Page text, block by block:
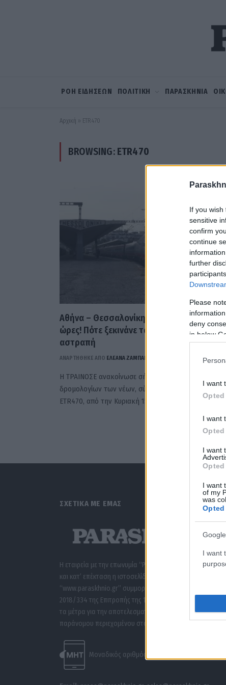
If you
sensitive
confirm
continue
further
Please
deny
in below
I want
Opted
I want
Opted
I want
Opted
I want
of my
was
I want
ΡΟΗ ΕΙΔΗΣΕΩΝ ΠΟΛΙΤΙΚΗ ΠΑΡΑΣΚΗΝΙΑ
Αρχική » ETR470
BROWSING: ETR470
Αθήνα – Θεσσαλονίκη σε λιγότερο από 4
ώρες! Πότε ξεκινάνε τα δρομολόγια…
αστραπή
ΑΝΑΡΤΗΘΗΚΕ ΑΠΟ ΕΛΕΑΝΑ ΖΑΜΠΑΡΑ
Η ΤΡΑΙΝΟΣΕ ανακοίνωσε σήμερα την έναρξη
δρομολογίων των νέων, σύγχρονων αμαξοστοιχιών
ETR470, από την Κυριακή 15 Μαΐου 2022, που
ΣΧΕΤΙΚΑ ΜΕ ΕΜΑΣ
Η εταιρεία με την επωνυμία “POLITICAL MEDIA GROUP A.E.”
και κατ’ επέκταση η ιστοσελίδα που κατέχει αυτή
“www.paraskhnio.gr” συμμορφώνονται με τη Σύσταση (ΕΕ)
2018/334 της Επιτροπής της 1ης Μαρτίου 2018 σχετικά με
τα μέτρα για την αποτελεσματική αντιμετώπιση του
παράνομου περιεχομένου στο διαδίκτυο (L 63).
Μοναδικός αριθμός Μ.Η.Τ. 262047